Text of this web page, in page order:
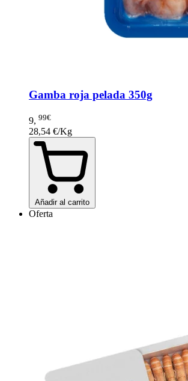
Gamba roja pelada 350g
9, 99€
28,54 €/Kg
Añadir al carrito
Oferta